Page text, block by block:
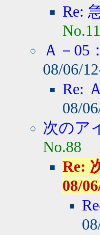
Re:
Ａ－05
08/06/
Re:
08/
次のア
No.88
Re:
08/